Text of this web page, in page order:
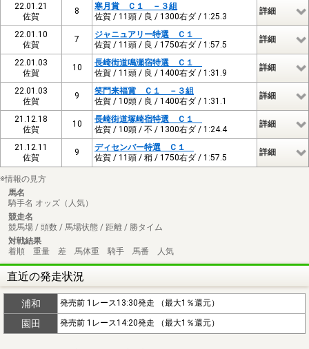
22.01.21
佐賀
8
寒月賞 Ｃ１ －３組
佐賀 / 11頭 / 良 / 1300右ダ / 1:25.3
詳細
22.01.10
佐賀
7
ジャニュアリー特選 Ｃ１
佐賀 / 11頭 / 良 / 1750右ダ / 1:57.5
詳細
22.01.03
佐賀
10
長崎街道鳴瀬宿特選 Ｃ１
佐賀 / 11頭 / 良 / 1400右ダ / 1:31.9
詳細
22.01.03
佐賀
9
笑門来福賞 Ｃ１ －３組
佐賀 / 10頭 / 良 / 1400右ダ / 1:31.1
詳細
21.12.18
佐賀
10
長崎街道塚崎宿特選 Ｃ１
佐賀 / 10頭 / 不 / 1300右ダ / 1:24.4
詳細
21.12.11
佐賀
9
ディセンバー特選 Ｃ１
佐賀 / 11頭 / 稍 / 1750右ダ / 1:57.5
詳細
※情報の見方
馬名
騎手名 オッズ（人気）
競走名
競馬場 / 頭数 / 馬場状態 / 距離 / 勝タイム
対戦結果
着順 重量 差 馬体重 騎手 馬番 人気
直近の発走状況
浦和 発売前 1レース13:30発走 （最大1％還元）
園田 発売前 1レース14:20発走 （最大1％還元）